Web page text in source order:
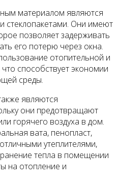
материалом являются
стеклопакетами. Они имеют
позволяет задерживать
его потерю через окна.
отопительной и
способствует экономии
среды.
являются
они предотвращают
горячего воздуха в дом.
вата, пенопласт,
утеплителями,
тепла в помещении
на отопление и